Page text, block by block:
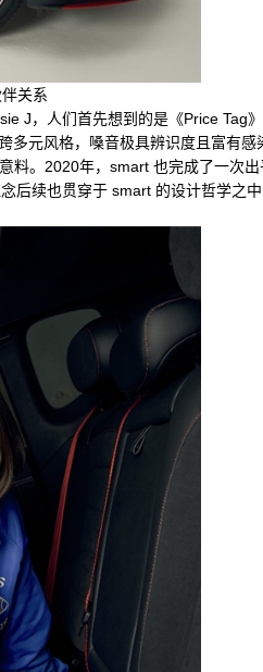
关系
J，人们首先想到的是《Price Tag》
多元风格，嗓音极具辨识度且富有感
料。2020年，smart 也完成了一次出
后续也贯穿于 smart 的设计哲学之